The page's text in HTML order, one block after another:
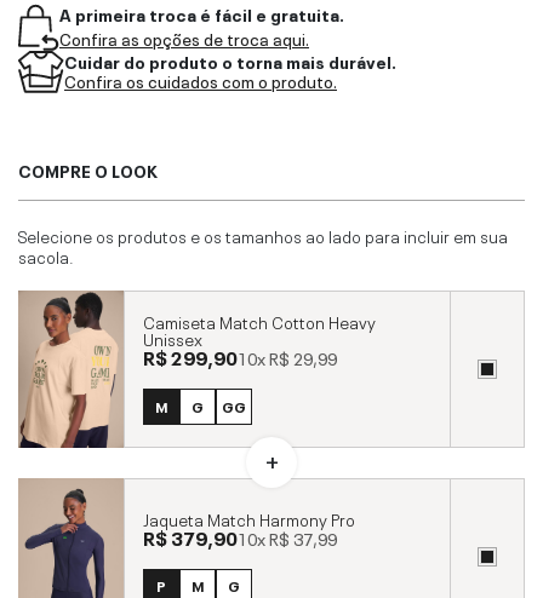
A primeira troca é fácil e gratuita.
Confira as opções de troca aqui.
Cuidar do produto o torna mais durável.
Confira os cuidados com o produto.
COMPRE O LOOK
Selecione os produtos e os tamanhos ao lado para incluir em sua
sacola.
Camiseta Match Cotton Heavy
Unissex
R$ 299,9010xR$ 29,99
M G GG
Jaqueta Match Harmony Pro
R$ 379,9010xR$ 37,99
P M G